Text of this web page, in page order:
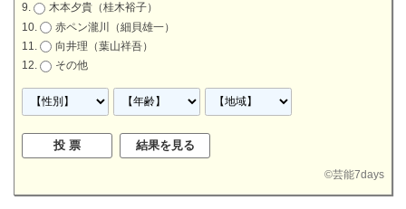
木本夕貴（桂木裕子）
赤ペン瀧川（細貝雄一）
向井理（葉山祥吾）
その他
©芸能7days